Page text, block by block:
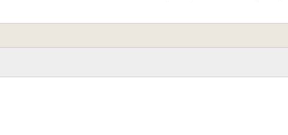
輸租量からの推定(1 方法/2 駿河帳/3 周防帳/4 尾張帳/5
不動穀増加政策(1 倉院分置の可能性/2 不動倉の下尽と移築/3